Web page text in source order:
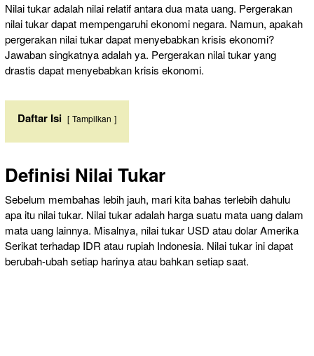
Nilai tukar adalah nilai relatif antara dua mata uang. Pergerakan
nilai tukar dapat mempengaruhi ekonomi negara. Namun, apakah
pergerakan nilai tukar dapat menyebabkan krisis ekonomi?
Jawaban singkatnya adalah ya. Pergerakan nilai tukar yang
drastis dapat menyebabkan krisis ekonomi.
Daftar Isi Tampilkan
Definisi Nilai Tukar
Sebelum membahas lebih jauh, mari kita bahas terlebih dahulu
apa itu nilai tukar. Nilai tukar adalah harga suatu mata uang dalam
mata uang lainnya. Misalnya, nilai tukar USD atau dolar Amerika
Serikat terhadap IDR atau rupiah Indonesia. Nilai tukar ini dapat
berubah-ubah setiap harinya atau bahkan setiap saat.